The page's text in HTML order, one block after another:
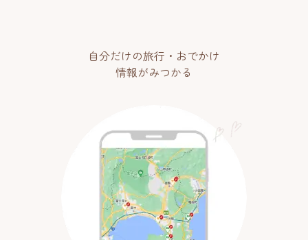
自分だけの旅行・おでかけ
情報がみつかる